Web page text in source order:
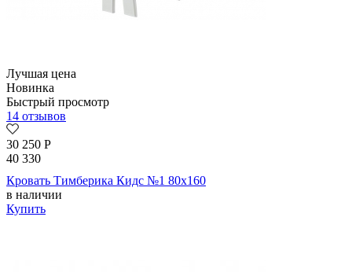
Лучшая цена
Новинка
Быстрый просмотр
14 отзывов
30 250 Р
40 330
Кровать Тимберика Кидс №1 80х160
в наличии
Купить